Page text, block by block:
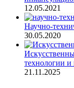
12.05.2021
Научно-
30.05.2020
технологии
21.11.2025